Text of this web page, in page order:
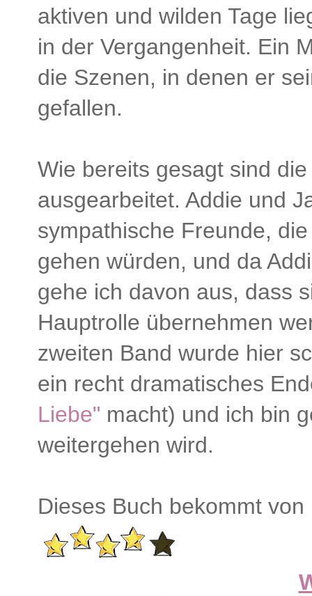
aktiven und wilden Tage
in der Vergangenheit. Ein
die Szenen, in denen er
gefallen.
Wie bereits gesagt sind
ausgearbeitet. Addie und
sympathische Freunde,
gehen würden, und da
gehe ich davon aus, dass
Hauptrolle übernehmen
zweiten Band wurde hier
ein recht dramatisches
Liebe" macht) und ich bin
weitergehen wird.
Dieses Buch bekommt